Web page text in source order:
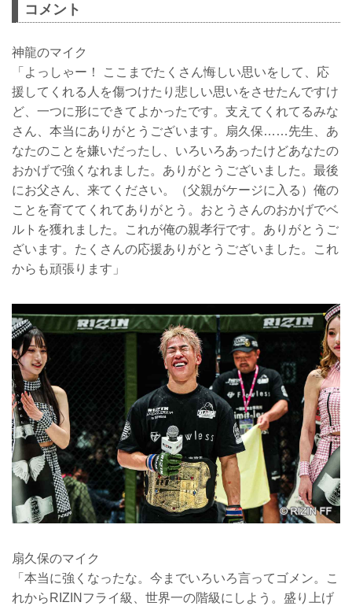
コメント
神龍のマイク
「よっしゃー！ ここまでたくさん悔しい思いをして、応
援してくれる人を傷つけたり悲しい思いをさせたんですけ
ど、一つに形にできてよかったです。支えてくれてるみな
さん、本当にありがとうございます。扇久保……先生、あ
なたのことを嫌いだったし、いろいろあったけどあなたの
おかげで強くなれました。ありがとうございました。最後
にお父さん、来てください。（父親がケージに入る）俺の
ことを育ててくれてありがとう。おとうさんのおかげでベ
ルトを獲れました。これが俺の親孝行です。ありがとうご
ざいます。たくさんの応援ありがとうございました。これ
からも頑張ります」
扇久保のマイク
「本当に強くなったな。今までいろいろ言ってゴメン。こ
れからRIZINフライ級、世界一の階級にしよう。盛り上げ